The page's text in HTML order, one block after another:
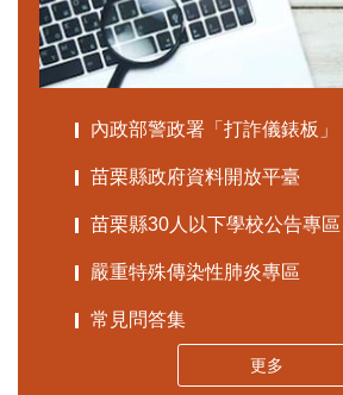
內政部警政署「打詐儀錶板」
苗栗縣政府資料開放平臺
苗栗縣30人以下學校公告專區
嚴重特殊傳染性肺炎專區
常見問答集
更多